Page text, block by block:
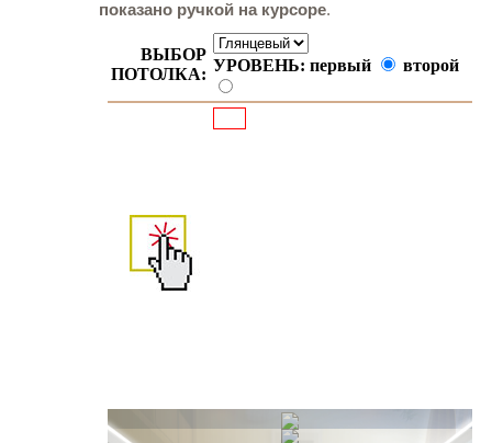
показано ручкой на курсоре.